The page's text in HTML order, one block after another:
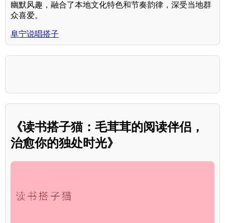
幽默风趣，融合了本地文化特色和节奏韵律，深受当地群
众喜爱。
阜宁说唱搭子
《读书搭子猫：毛茸茸的阅读伴侣，
治愈你的独处时光》